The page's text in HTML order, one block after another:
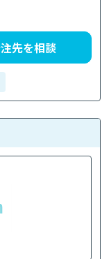
先を相談